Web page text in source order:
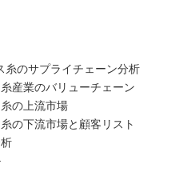
糸のサプライチェーン分析
産業のバリューチェーン
の上流市場
の下流市場と顧客リスト